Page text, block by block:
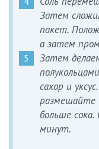
Затем
пакет.
а затем
Затем
сахар и
размешайте
больше
минут.